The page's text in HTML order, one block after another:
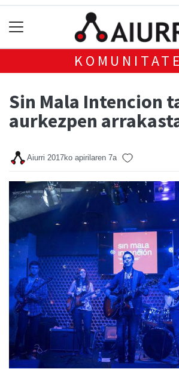
Sin Mala Intencion
aurkezpen
Aiurri 2017ko apirilaren 7a